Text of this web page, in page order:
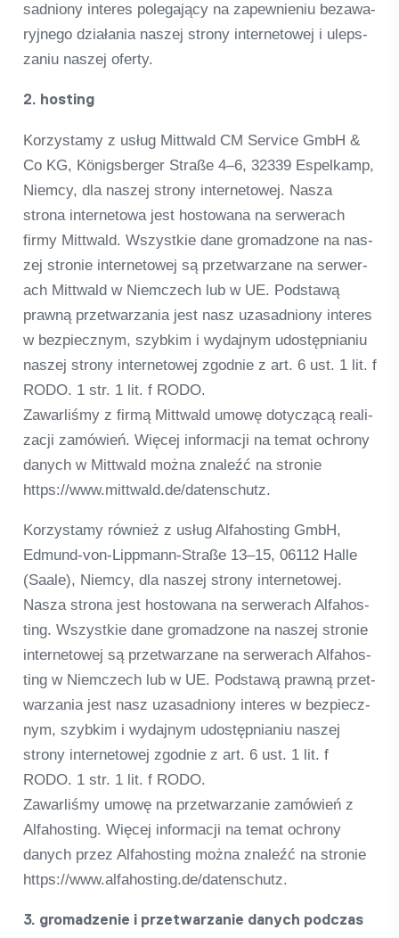
sad­niony inte­res pole­ga­jący na zapew­ni­eniu beza­wa­
ry­j­n­ego działa­nia nas­zej strony inter­neto­wej i uleps­
za­niu nas­zej oferty.
2. hos­ting
Kor­zystamy z usług Mitt­wald CM Ser­vice GmbH &
Co KG, Königs­ber­ger Straße 4–6, 32339 Espel­kamp,
Niemcy, dla nas­zej strony inter­neto­wej. Nasza
strona inter­netowa jest hos­to­wana na ser­wer­ach
firmy Mitt­wald. Wszyst­kie dane gro­mad­zone na nas­
zej stro­nie inter­neto­wej są przet­warzane na ser­wer­
ach Mitt­wald w Niemc­zech lub w UE. Pod­stawą
prawną przet­warza­nia jest nasz uza­sad­niony inte­res
w bez­piecz­nym, szyb­kim i wyda­jnym udo­stęp­nia­niu
nas­zej strony inter­neto­wej zgod­nie z art. 6 ust. 1 lit. f
RODO. 1 str. 1 lit. f RODO.
Zawar­liśmy z firmą Mitt­wald umowę doty­c­zącą rea­li­
zacji zamó­wień. Więcej infor­macji na temat ochrony
danych w Mitt­wald można zna­leźć na stro­nie
https://www.mittwald.de/datenschutz.
Kor­zystamy rów­nież z usług Alfah­os­ting GmbH,
Edmund-von-Lipp­mann-Straße 13–15, 06112 Halle
(Saale), Niemcy, dla nas­zej strony inter­neto­wej.
Nasza strona jest hos­to­wana na ser­wer­ach Alfah­os­
ting. Wszyst­kie dane gro­mad­zone na nas­zej stro­nie
inter­neto­wej są przet­warzane na ser­wer­ach Alfah­os­
ting w Niemc­zech lub w UE. Pod­stawą prawną przet­
warza­nia jest nasz uza­sad­niony inte­res w bez­piecz­
nym, szyb­kim i wyda­jnym udo­stęp­nia­niu nas­zej
strony inter­neto­wej zgod­nie z art. 6 ust. 1 lit. f
RODO. 1 str. 1 lit. f RODO.
Zawar­liśmy umowę na przet­warza­nie zamó­wień z
Alfah­os­ting. Więcej infor­macji na temat ochrony
danych przez Alfah­os­ting można zna­leźć na stro­nie
https://www.alfahosting.de/datenschutz.
3. gro­mad­ze­nie i przet­warza­nie danych podc­zas